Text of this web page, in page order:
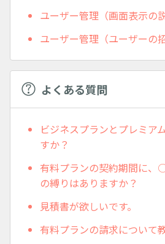
ユーザー管理（画面表示の説
ユーザー管理（ユーザーの招
よくある質問
ビジネスプランとプレミア
すか？
有料プランの契約期間に、
の縛りはありますか？
見積書が欲しいです。
有料プランの請求について